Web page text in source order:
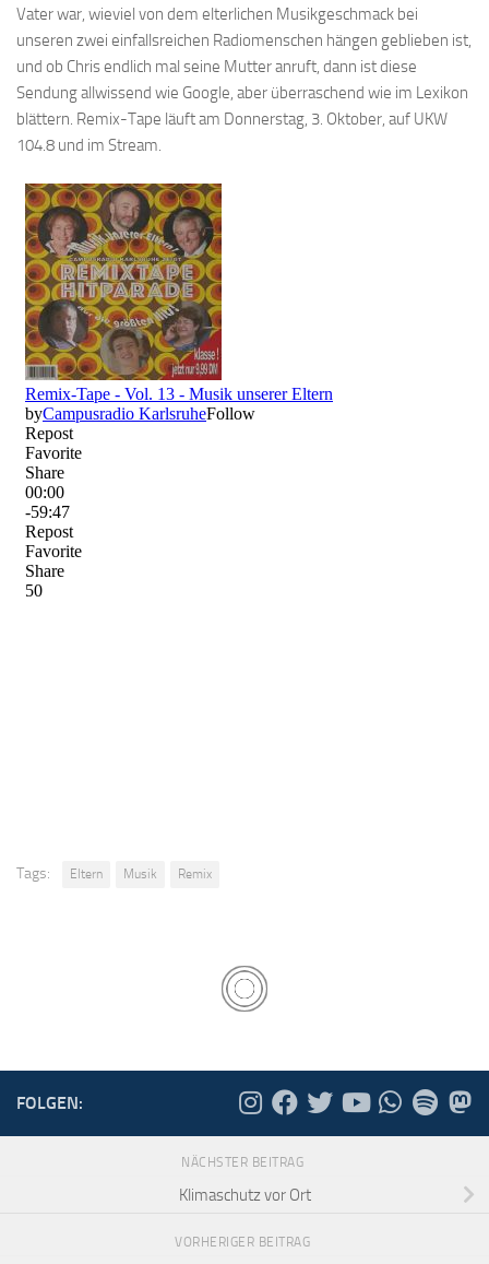
Vater war, wieviel von dem elterlichen Musikgeschmack bei
unseren zwei einfallsreichen Radiomenschen hängen geblieben ist,
und ob Chris endlich mal seine Mutter anruft, dann ist diese
Sendung allwissend wie Google, aber überraschend wie im Lexikon
blättern. Remix-Tape läuft am Donnerstag, 3. Oktober, auf UKW
104.8 und im Stream.
Tags: Eltern Musik Remix
FOLGEN:
NÄCHSTER BEITRAG
Klimaschutz vor Ort
VORHERIGER BEITRAG